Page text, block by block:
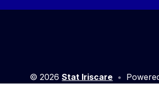
© 2026Stat Iriscare •